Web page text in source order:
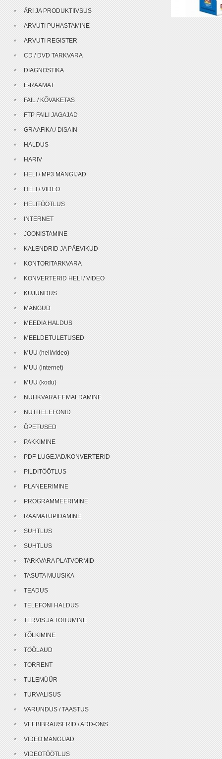
ÄRI JA PRODUKTIIVSUS
ARVUTI PUHASTAMINE
ARVUTI REGISTER
CD / DVD TARKVARA
DIAGNOSTIKA
E-RAAMAT
FAIL / KÕVAKETAS
FTP FAILI JAGAJAD
GRAAFIKA / DISAIN
HALDUS
HARIV
HELI / MP3 MÄNGIJAD
HELI / VIDEO
HELITÖÖTLUS
INTERNET
JOONISTAMINE
KALENDRID JA PÄEVIKUD
KONTORITARKVARA
KONVERTERID HELI / VIDEO
KUJUNDUS
MÄNGUD
MEEDIA HALDUS
MEELDETULETUSED
MUU (heli/video)
MUU (internet)
MUU (kodu)
NUHKVARA EEMALDAMINE
NUTITELEFONID
ÕPETUSED
PAKKIMINE
PDF-LUGEJAD/KONVERTERID
PILDITÖÖTLUS
PLANEERIMINE
PROGRAMMEERIMINE
RAAMATUPIDAMINE
SUHTLUS
SUHTLUS
TARKVARA PLATVORMID
TASUTA MUUSIKA
TEADUS
TELEFONI HALDUS
TERVIS JA TOITUMINE
TÕLKIMINE
TÖÖLAUD
TORRENT
TULEMÜÜR
TURVALISUS
VARUNDUS / TAASTUS
VEEBIBRAUSERID / ADD-ONS
VIDEO MÄNGIJAD
VIDEOTÖÖTLUS